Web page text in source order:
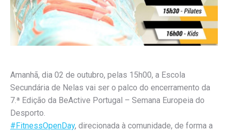
Amanhã, dia 02 de outubro, pelas 15h00, a Escola
Secundária de Nelas vai ser o palco do encerramento da
7.ª Edição da BeActive Portugal – Semana Europeia do
Desporto.
#FitnessOpenDay, direcionada à comunidade, de forma a